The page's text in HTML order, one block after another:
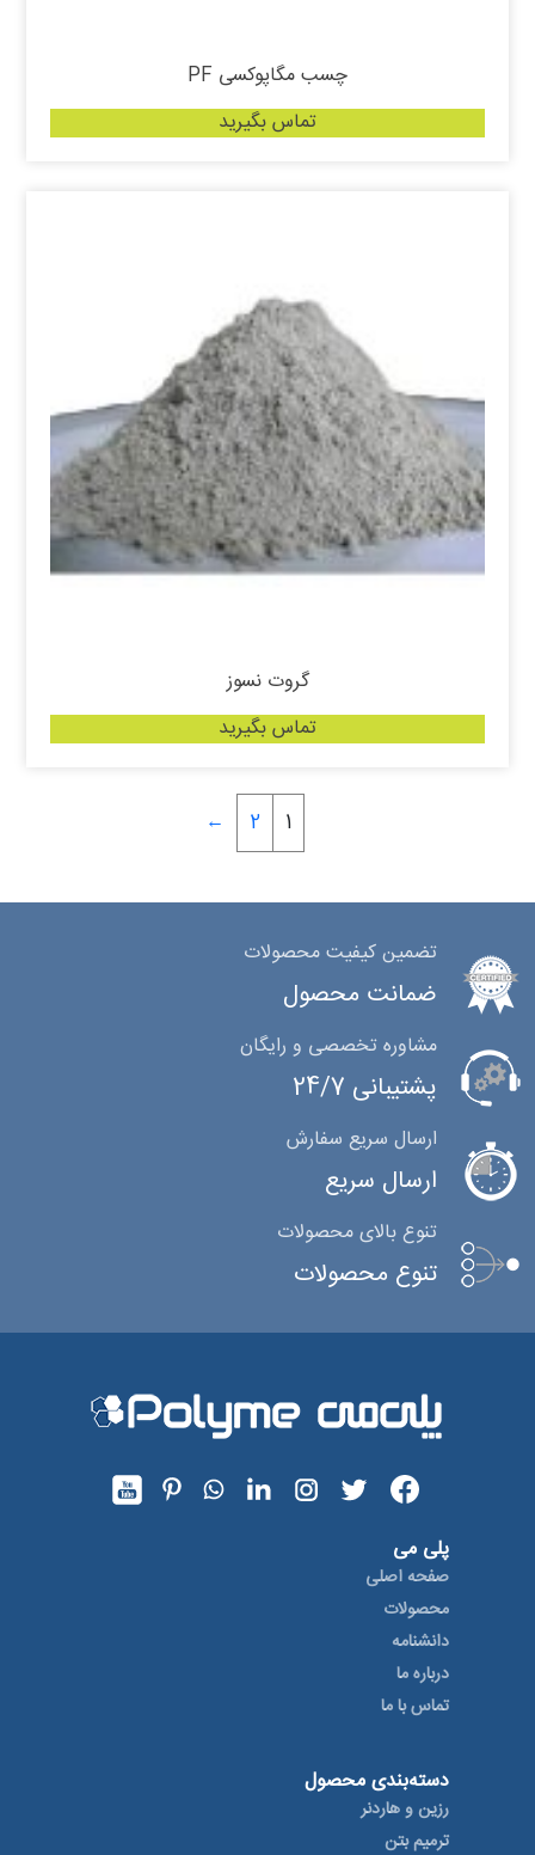
چسب مگاپوکسی PF
تماس بگیرید
گروت نسوز
تماس بگیرید
1
2
←
تضمین کیفیت محصولات
ضمانت محصول
مشاوره تخصصی و رایگان
پشتیبانی 24/7
ارسال سریع سفارش
ارسال سریع
تنوع بالای محصولات
تنوع محصولات
پلی می
صفحه اصلی
محصولات
دانشنامه
درباره ما
تماس با ما
دسته‌بندی محصول
رزین و هاردنر
ترمیم بتن